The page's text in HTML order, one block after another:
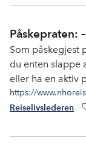
Påskepraten:
Som påskegjest
du enten slappe
eller ha en aktiv
https://
Reiselivslederen